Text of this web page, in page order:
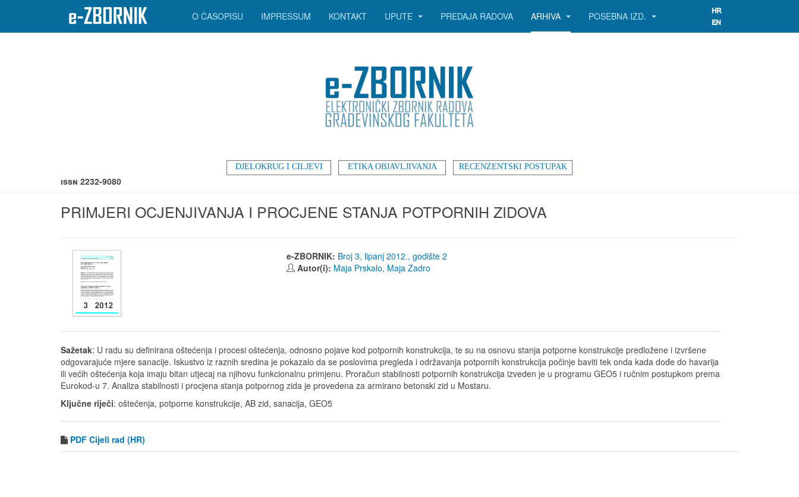
DJELOKRUG I CILJEVI ETIKA OBJAVLJIVANJA RECENZENTSKI POSTUPAK
O ČASOPISU IMPRESSUM KONTAKT UPUTE PREDAJA RADOVA ARHIVA POSEBNA IZD.
ISSN 2232-9080
PRIMJERI OCJENJIVANJA I PROCJENE STANJA POTPORNIH ZIDOVA
e-ZBORNIK: Broj 3, lipanj 2012., godište 2
Autor(i): Maja Prskalo, Maja Zadro
Sažetak: U radu su definirana oštećenja i procesi oštećenja, odnosno pojave kod potpornih konstrukcija, te su na osnovu stanja potporne konstrukcije predložene i izvršene
odgovarajuće mjere sanacije. Iskustvo iz raznih sredina je pokazalo da se poslovima pregleda i održavanja potpornih konstrukcija počinje baviti tek onda kada dođe do havarija
ili većih oštećenja koja imaju bitan utjecaj na njihovu funkcionalnu primjenu. Proračun stabilnosti potpornih konstrukcija izveden je u programu GEO5 i ručnim postupkom prema
Eurokod-u 7. Analiza stabilnosti i procjena stanja potpornog zida je provedena za armirano betonski zid u Mostaru.
Ključne riječi: oštećenja, potporne konstrukcije, AB zid, sanacija, GEO5
PDF Cijeli rad (HR)